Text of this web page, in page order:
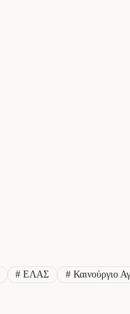
# ΕΛΑΣ # Καινούργιο